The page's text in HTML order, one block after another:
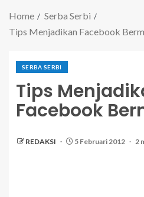
Home
Serba Serbi
Tips Menjadikan Facebook
SERBA SERBI
Tips
Facebook
REDAKSI 5 Februari 2012 2